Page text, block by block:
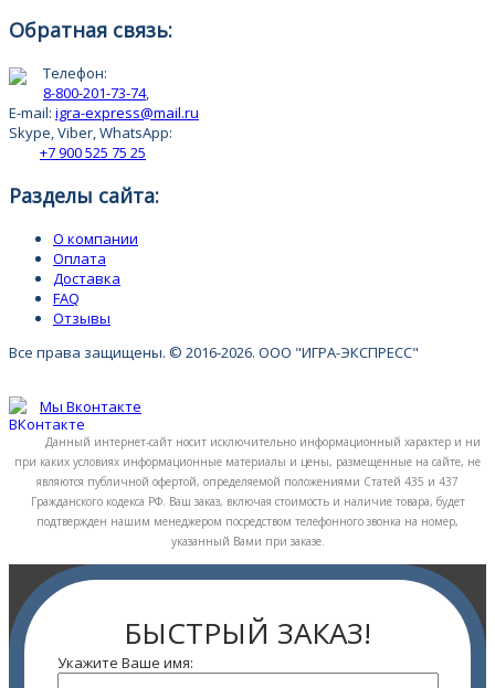
Обратная связь:
Телефон:
8-800-201-73-74,
E-mail: igra-express@mail.ru
Skype, Viber, WhatsApp:
+7 900 525 75 25
Разделы сайта:
О компании
Оплата
Доставка
FAQ
Отзывы
Все права защищены. © 2016-2026. ООО "ИГРА-ЭКСПРЕСС"
Мы Вконтакте
Данный интернет-сайт носит исключительно информационный характер и ни
при каких условиях информационные материалы и цены, размещенные на сайте, не
являются публичной офертой, определяемой положениями Статей 435 и 437
Гражданского кодекса РФ. Ваш заказ, включая стоимость и наличие товара, будет
подтвержден нашим менеджером посредством телефонного звонка на номер,
указанный Вами при заказе.
БЫСТРЫЙ ЗАКАЗ!
Укажите Ваше имя: